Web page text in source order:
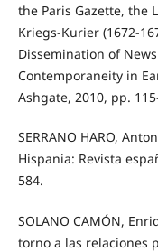
the Paris Gazette, the
Kriegs-Kurier (1672-
Dissemination of
Contemporaneity in
Ashgate, 2010, pp.
SERRANO HARO,
Hispania: Revista
584.
SOLANO CAMÓN,
torno a las relaciones